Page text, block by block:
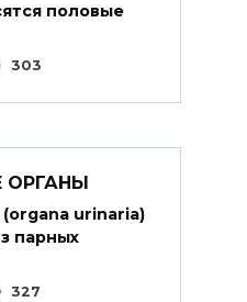
половые
303
ОРГАНЫ
urinaria)
парных
327